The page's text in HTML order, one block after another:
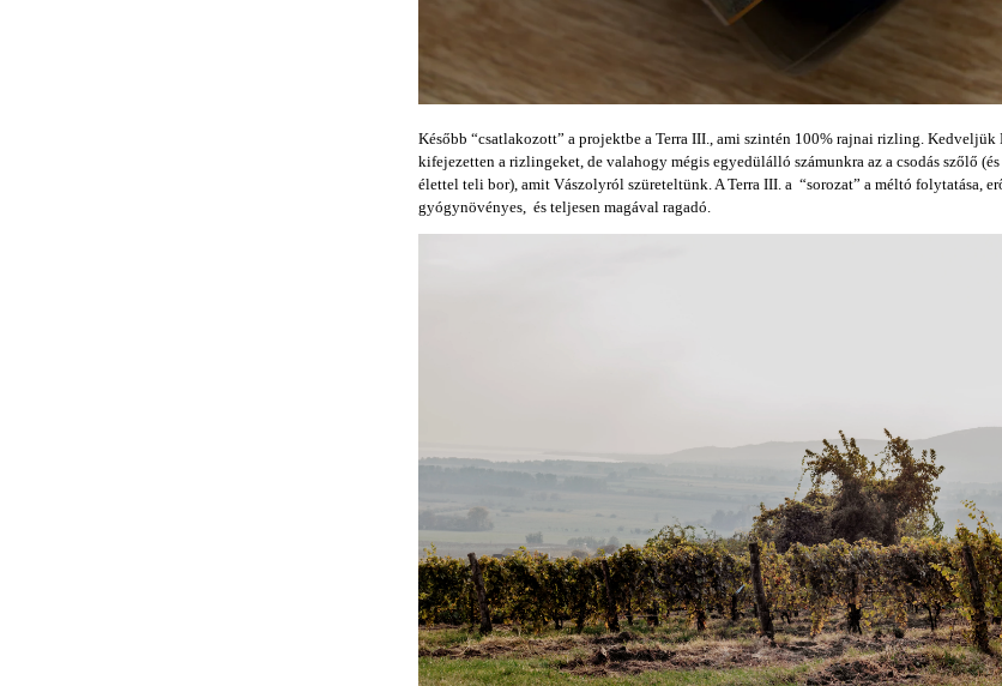
Később “csatlakozott” a projektbe a Terra III., ami szintén 100% rajnai rizling. Kedveljük
kifejezetten a rizlingeket, de valahogy mégis egyedülálló számunkra az a csodás szőlő (és
élettel teli bor), amit Vászolyról szüreteltünk. A Terra III. a “sorozat” a méltó folytatása,
gyógynövényes, és teljesen magával ragadó.